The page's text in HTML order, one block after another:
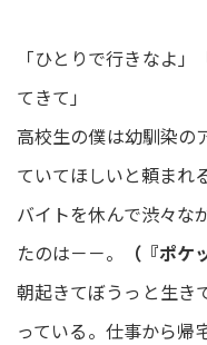
「ひとりで行きなよ
てきて」
高校生の僕は幼馴染の
ていてほしいと頼まれ
バイトを休んで渋々な
たのは－－。
（『ポケ
朝起きてぼうっと生き
っている。仕事から帰